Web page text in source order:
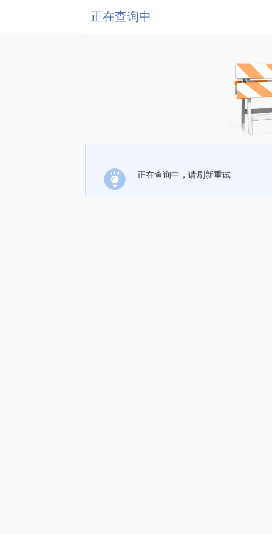
正在查询中
正在查询中，请刷新重试